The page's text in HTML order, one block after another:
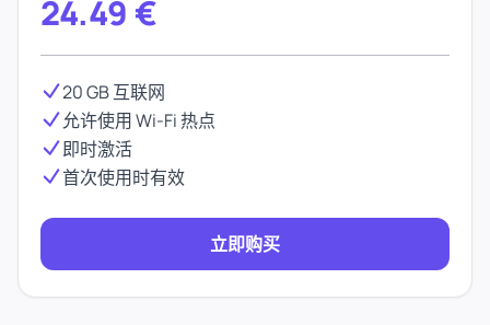
24.49 €
20 GB 互联网
允许使用 Wi-Fi 热点
即时激活
首次使用时有效
立即购买